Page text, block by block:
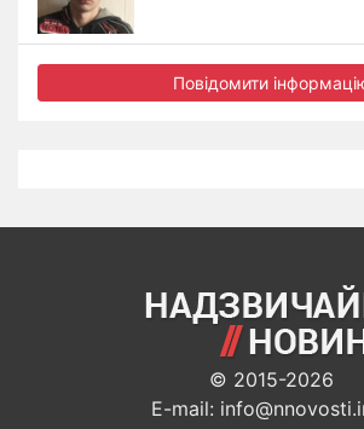
Повідомити
© 2015-2026
E-mail: